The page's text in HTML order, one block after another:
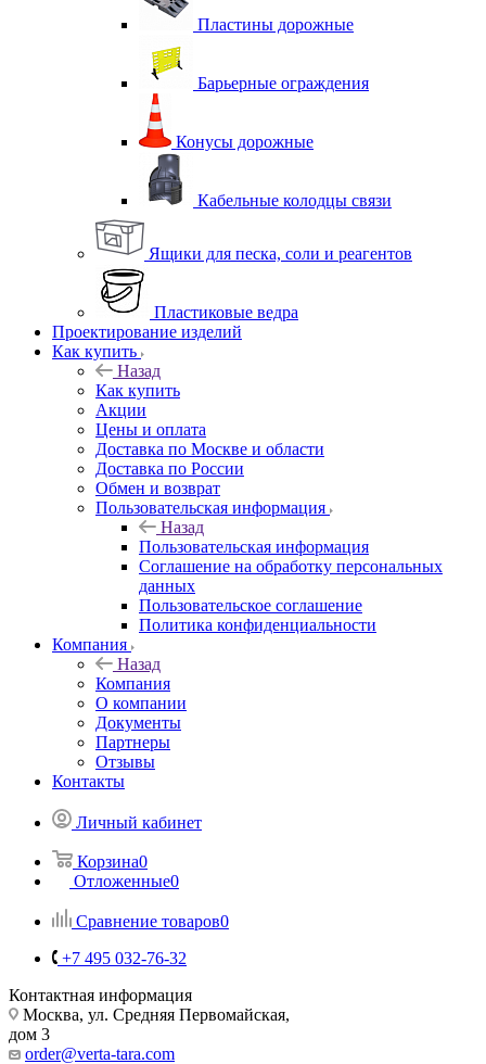
Пластины дорожные
Барьерные ограждения
Конусы дорожные
Кабельные колодцы связи
Ящики для песка, соли и реагентов
Пластиковые ведра
Проектирование изделий
Как купить
Назад
Как купить
Акции
Цены и оплата
Доставка по Москве и области
Доставка по России
Обмен и возврат
Пользовательская информация
Назад
Пользовательская информация
Соглашение на обработку персональных
данных
Пользовательское соглашение
Политика конфиденциальности
Компания
Назад
Компания
О компании
Документы
Партнеры
Отзывы
Контакты
Личный кабинет
Корзина0
Отложенные0
Сравнение товаров0
+7 495 032-76-32
Контактная информация
Москва, ул. Средняя Первомайская,
дом 3
order@verta-tara.com